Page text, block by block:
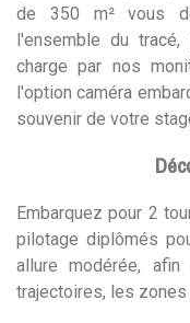
de 350 m² vous
l'ensemble du
charge par nos
l'option caméra
souvenir de votre
Embarquez pour 2
pilotage diplômés
allure modérée,
trajectoires, les zones